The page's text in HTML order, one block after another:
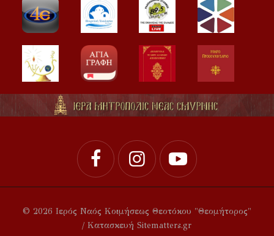
© 2026 Ιερός Ναός Κοιμήσεως Θεοτόκου "Θεομήτορος"
/ Κατασκευή Sitematters.gr